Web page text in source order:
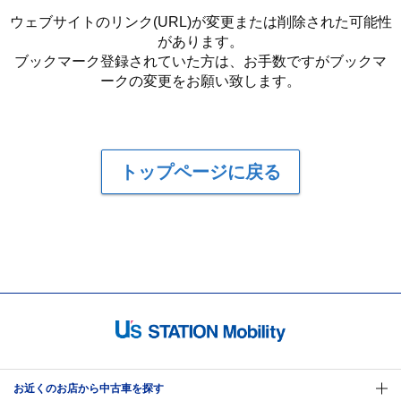
ウェブサイトのリンク(URL)が変更または削除された可能性
があります。
ブックマーク登録されていた方は、お手数ですがブックマ
ークの変更をお願い致します。
トップページに戻る
お近くのお店から中古車を探す